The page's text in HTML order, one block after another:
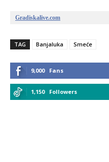
Gradiskalive.com
TAG Banjaluka Smeće
9,000 Fans
1,150 Followers